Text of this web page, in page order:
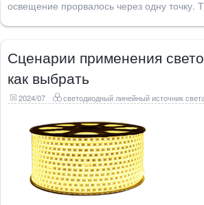
освещение прорвалось через одну точку. Т
Сценарии применения
как выбрать
2024/07 светодиодный линейный источник